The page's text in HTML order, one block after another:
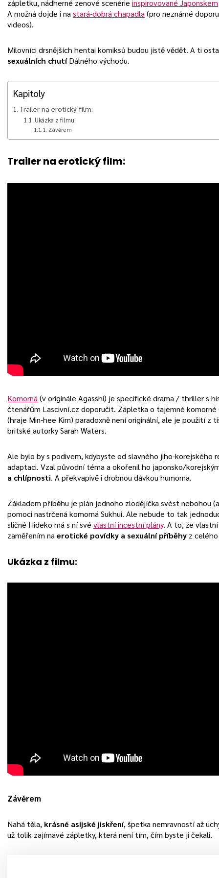
zápletku, nádherné zenové scenérie inspirovované Japonskem
A možná dojde i na stará-dobrá chapadla (pro neznámé
videos).
Milovníci drsnějších hentai komiksů budou jistě vědět. A ti
sexuálních chutíDálného východu.
Kapitoly
Trailer na erotický film:
Ukázka z filmu:
Závěrem
Trailer na erotický film:
Komorná (v originále Agasshi) je specifické drama / thriller s
čtenářům Lascivní.cz doporučit. Zápletka o tajemné
(hraje Min-hee Kim) paradoxně není originální, ale je použití z
britské autorky Sarah Waters.
Ale bylo by s podivem, kdybyste od slavného jiho-korejského
adaptaci. Vzal původní téma a okořenil ho japonsko/
a chlípnosti. A překvapivě i drobnou dávkou humorna.
Základem příběhu je plán jednoho zlodějíčka svést nebohou
pomoci nastrčená komorná Sukhui. Ale nebude to tak
sličné Hideko má s ní své vlastní incestní plány. A to, že
zaměřením na erotické povídky a sexuální příběhy z
Ukázka z filmu:
Závěrem
Nahá těla, krásné asijské jiskření, špetka nemravností až
už tolik zajímavé zápletky, která není tím, čím byste ji čekali.